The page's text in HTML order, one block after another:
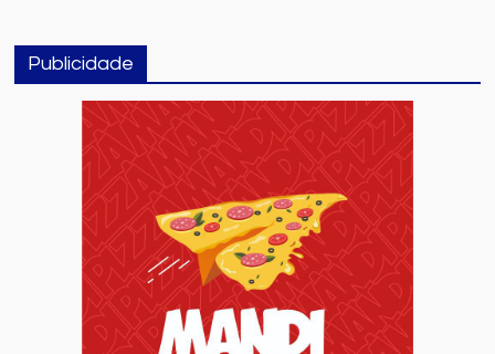
Publicidade